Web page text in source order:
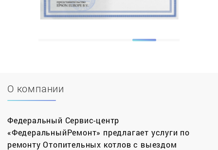
О компании
Федеральный Сервис-центр
«ФедеральныйРемонт» предлагает услуги по
ремонту Отопительных котлов с выездом